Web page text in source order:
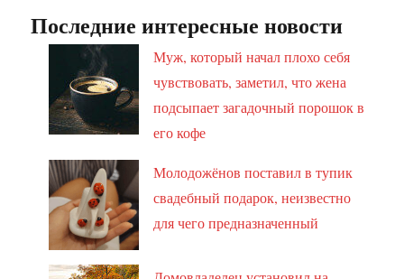
Последние интересные новости
Муж, который начал плохо себя
чувствовать, заметил, что жена
подсыпает загадочный порошок в
его кофе
Молодожёнов поставил в тупик
свадебный подарок, неизвестно
для чего предназначенный